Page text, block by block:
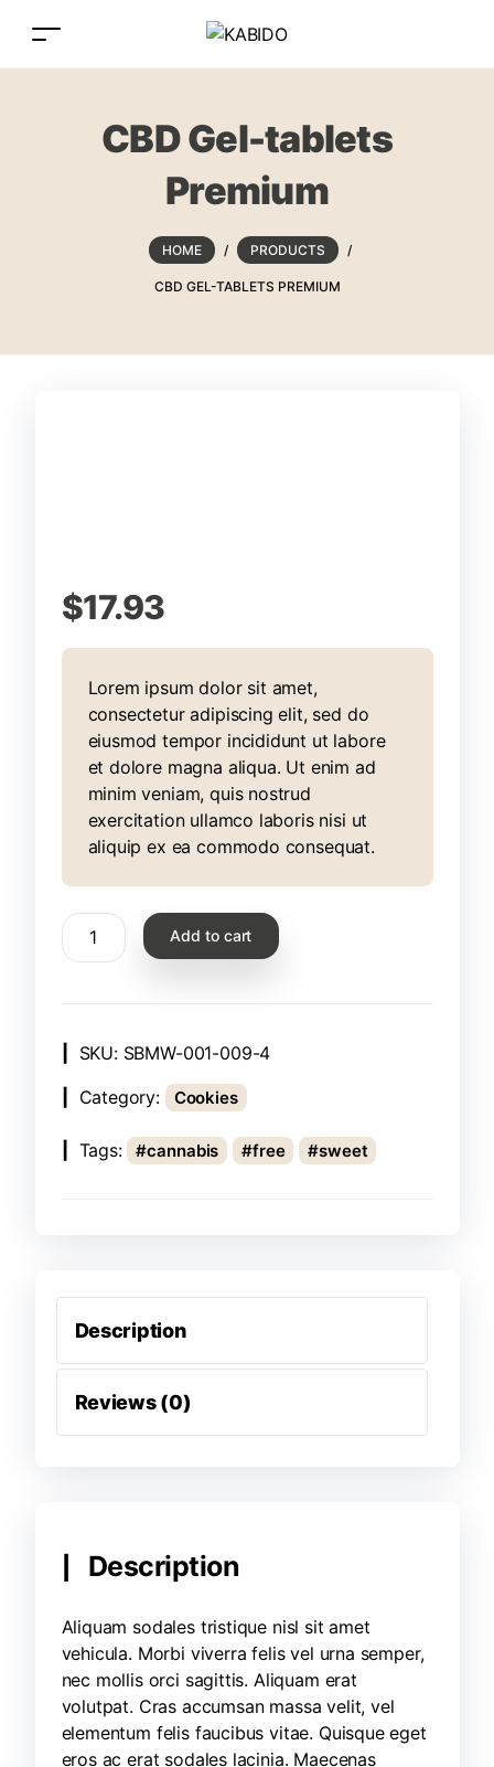
CBD Gel-tablets
Premium
HOME / PRODUCTS /
CBD GEL-TABLETS PREMIUM
$17.93
Lorem ipsum dolor sit amet,
consectetur adipiscing elit, sed do
eiusmod tempor incididunt ut labore
et dolore magna aliqua. Ut enim ad
minim veniam, quis nostrud
exercitation ullamco laboris nisi ut
aliquip ex ea commodo consequat.
Add to cart
SKU: SBMW-001-009-4
Category:
Cookies
Tags: cannabis free sweet
Description
Reviews (0)
Description
Aliquam sodales tristique nisl sit amet
vehicula. Morbi viverra felis vel urna semper,
nec mollis orci sagittis. Aliquam erat
volutpat. Cras accumsan massa velit, vel
elementum felis faucibus vitae. Quisque eget
eros ac erat sodales lacinia. Maecenas